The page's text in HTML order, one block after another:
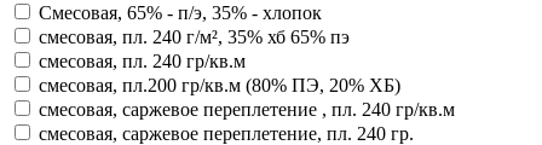
Смесовая, 65% - п/э, 35% - хлопок
смесовая, пл. 240 г/м², 35% хб 65% пэ
смесовая, пл. 240 гр/кв.м
смесовая, пл.200 гр/кв.м (80% ПЭ, 20% ХБ)
смесовая, саржевое переплетение , пл. 240 гр/кв.м
смесовая, саржевое переплетение, пл. 240 гр.